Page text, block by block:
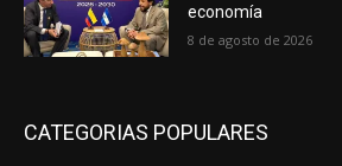
economía
8 de agosto de 2026
CATEGORIAS POPULARES